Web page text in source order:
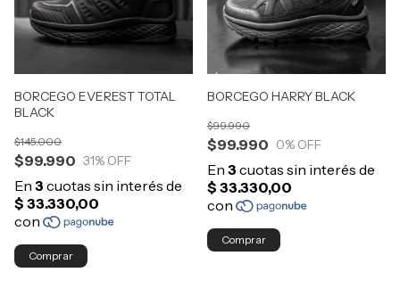
BORCEGO EVEREST TOTAL
BLACK
$99.990
$145.000
31% OFF
Comprar
BORCEGO HARRY BLACK
$99.990
$99.990
0% OFF
Comprar